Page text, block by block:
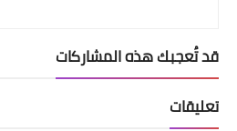
قد تُعجبك هذه المشاركات
تعليقات